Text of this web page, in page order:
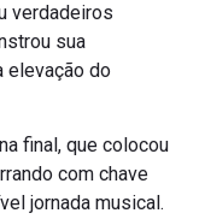
verdadeiros
sua
elevação do
final, que colocou
com chave
jornada musical.